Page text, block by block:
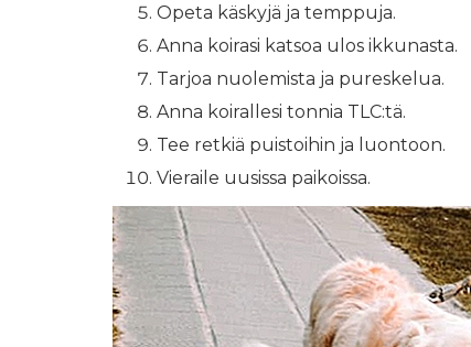
Opeta käskyjä ja temppuja.
Anna koirasi katsoa ulos ikkunasta.
Tarjoa nuolemista ja pureskelua.
Anna koirallesi tonnia TLC:tä.
Tee retkiä puistoihin ja luontoon.
Vieraile uusissa paikoissa.